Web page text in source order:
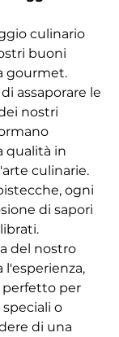
culinario
buoni
gourmet.
assaporare le
nostri
qualità in
culinarie.
ogni
di sapori
del nostro
perfetto per
o
di una